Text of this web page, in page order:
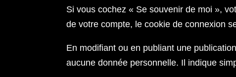
Si vous cochez « Se souvenir de moi »,
de votre compte, le cookie de connexion
En modifiant ou en publiant une
aucune donnée personnelle. Il indique